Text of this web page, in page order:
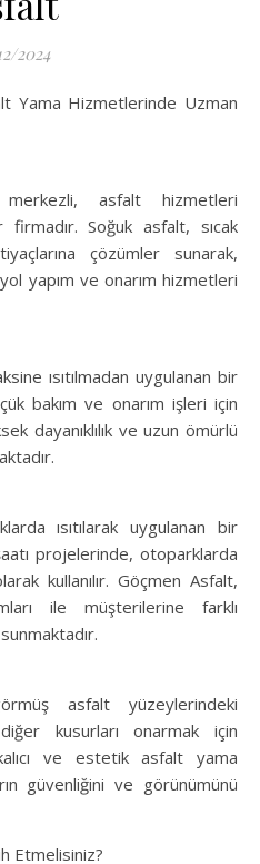
2024
Yama Hizmetlerinde Uzman
asfalt hizmetleri
firmadır. Soğuk asfalt, sıcak
çözümler sunarak,
yapım ve onarım hizmetleri
ısıtılmadan uygulanan bir
bakım ve onarım işleri için
dayanıklılık ve uzun ömürlü
ısıtılarak uygulanan bir
projelerinde, otoparklarda
kullanılır. Göçmen Asfalt,
ile müşterilerine farklı
asfalt yüzeylerindeki
kusurları onarmak için
ve estetik asfalt yama
güvenliğini ve görünümünü
Etmelisiniz?